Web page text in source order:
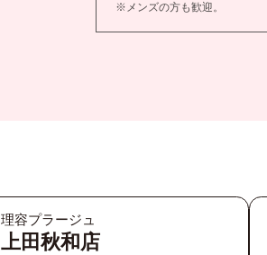
※メンズの方も歓迎。
理容プラージュ
上田秋和店